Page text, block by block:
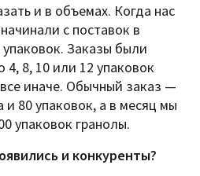
и в объемах. Когда нас
с поставок в
Заказы были
8, 10 или 12 упаковок
иначе. Обычный заказ —
и 80 упаковок, а в месяц мы
упаковок гранолы.
и конкуренты?